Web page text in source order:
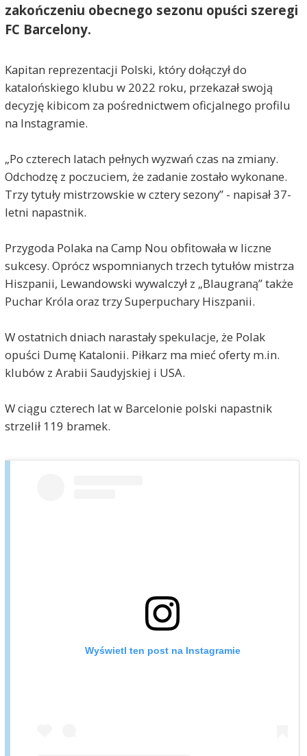
zakończeniu obecnego sezonu opuści szeregi
FC Barcelony.
Kapitan reprezentacji Polski, który dołączył do
katalońskiego klubu w 2022 roku, przekazał swoją
decyzję kibicom za pośrednictwem oficjalnego profilu
na Instagramie.
„Po czterech latach pełnych wyzwań czas na zmiany.
Odchodzę z poczuciem, że zadanie zostało wykonane.
Trzy tytuły mistrzowskie w cztery sezony” - napisał 37-
letni napastnik.
Przygoda Polaka na Camp Nou obfitowała w liczne
sukcesy. Oprócz wspomnianych trzech tytułów mistrza
Hiszpanii, Lewandowski wywalczył z „Blaugraną” także
Puchar Króla oraz trzy Superpuchary Hiszpanii.
W ostatnich dniach narastały spekulacje, że Polak
opuści Dumę Katalonii. Piłkarz ma mieć oferty m.in.
klubów z Arabii Saudyjskiej i USA.
W ciągu czterech lat w Barcelonie polski napastnik
strzelił 119 bramek.
Wyświetl ten post na Instagramie